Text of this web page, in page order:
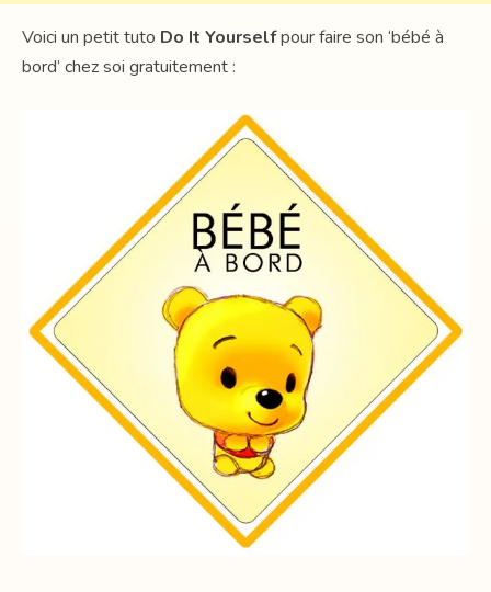
Voici un petit tuto Do It Yourselfpour faire son ‘bébé à
bord’ chez soi gratuitement :